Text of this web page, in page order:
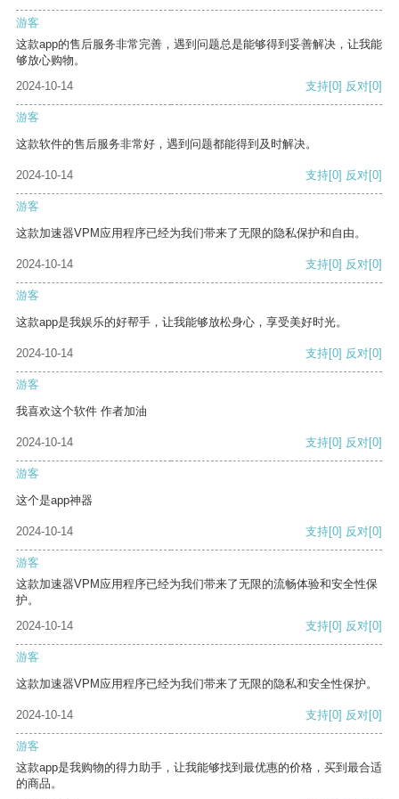
游客
这款app的售后服务非常完善，遇到问题总是能够得到妥善解决，让我能
够放心购物。
2024-10-14
支持[0] 反对[0]
游客
这款软件的售后服务非常好，遇到问题都能得到及时解决。
2024-10-14 支持[0] 反对[0]
游客
这款加速器VPM应用程序已经为我们带来了无限的隐私保护和自由。
2024-10-14 支持[0] 反对[0]
游客
这款app是我娱乐的好帮手，让我能够放松身心，享受美好时光。
2024-10-14 支持[0] 反对[0]
游客
我喜欢这个软件 作者加油
2024-10-14 支持[0] 反对[0]
游客
这个是app神器
2024-10-14 支持[0] 反对[0]
游客
这款加速器VPM应用程序已经为我们带来了无限的流畅体验和安全性保
护。
2024-10-14
支持[0] 反对[0]
游客
这款加速器VPM应用程序已经为我们带来了无限的隐私和安全性保护。
2024-10-14 支持[0] 反对[0]
游客
这款app是我购物的得力助手，让我能够找到最优惠的价格，买到最合适
的商品。